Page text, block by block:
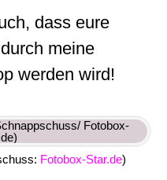
dass eure
meine
werden wird!
Fotobox-Star.de)